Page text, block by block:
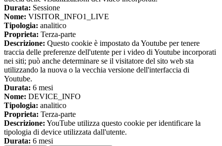
Durata: Sessione
Nome: VISITOR_INFO1_LIVE
Tipologia: analitico
Proprieta: Terza-parte
Descrizione: Questo cookie è impostato da Youtube per tenere
traccia delle preferenze dell'utente per i video di Youtube incorporati
nei siti; può anche determinare se il visitatore del sito web sta
utilizzando la nuova o la vecchia versione dell'interfaccia di
Youtube.
Durata: 6 mesi
Nome: DEVICE_INFO
Tipologia: analitico
Proprieta: Terza-parte
Descrizione: YouTube utilizza questo cookie per identificare la
tipologia di device utilizzata dall'utente.
Durata: 6 mesi